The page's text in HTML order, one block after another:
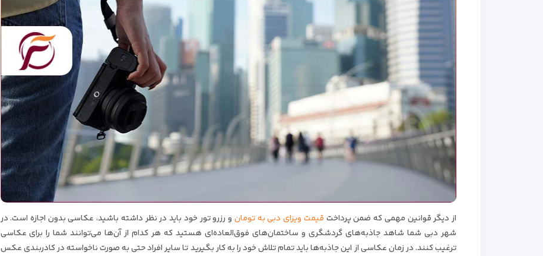
از دیگر قوانین مهمی که ضمن پرداخت قیمت ویزای دبی به تومان و رزرو تور خود باید در نظر داشته باشید، عکاسی بدون اجازه است. در
شهر دبی شما شاهد جاذبه‌های گردشگری و ساختمان‌های فوق‌العاده‌ای هستید که هر کدام از آن‌ها می‌توانند شما را برای عکاسی
ترغیب کنند. در زمان عکاسی از این جاذبه‌ها باید تمام تلاش خود را به کار بگیرید تا سایر افراد حتی به صورت ناخواسته در کادربندی عکس